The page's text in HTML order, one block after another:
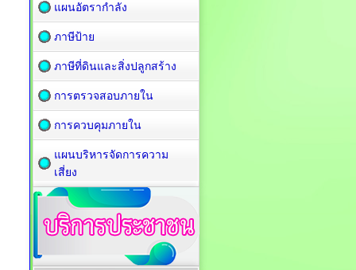
แผนอัตรากำลัง
ภาษีป้าย
ภาษีที่ดินและสิ่งปลูกสร้าง
การตรวจสอบภายใน
การควบคุมภายใน
แผนบริหารจัดการความ
เสี่ยง